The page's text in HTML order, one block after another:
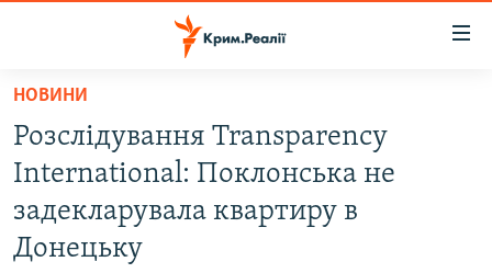
Перейти
основного
матеріалу
до
основної
ВОДА.КРИМ
ПОЛІТИКА
НОВИНИ
Розслідування Transparency
International: Поклонська не
задекларувала квартиру в
Донецьку